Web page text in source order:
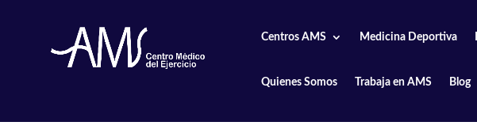
Centros AMS Medicina Deportiva
Quienes Somos Trabaja en AMS Blog